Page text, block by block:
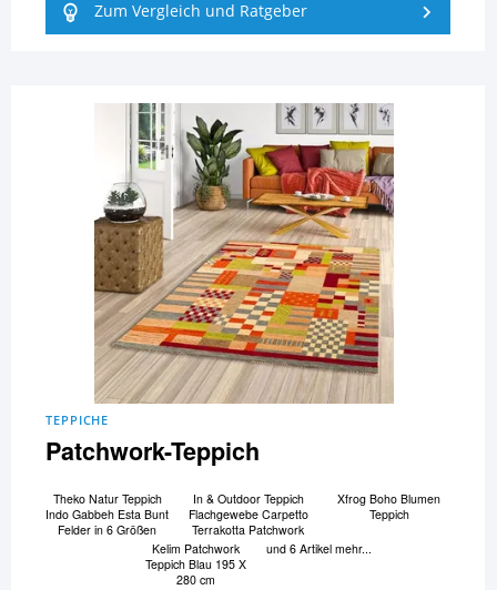
Zum Vergleich und Ratgeber
TEPPICHE
Patchwork-Teppich
Theko Natur Teppich
Indo Gabbeh Esta Bunt
Felder in 6 Größen
In & Outdoor Teppich
Flachgewebe Carpetto
Terrakotta Patchwork
Xfrog Boho Blumen
Teppich
Kelim Patchwork
Teppich Blau 195 X
280 cm
und 6 Artikel mehr...